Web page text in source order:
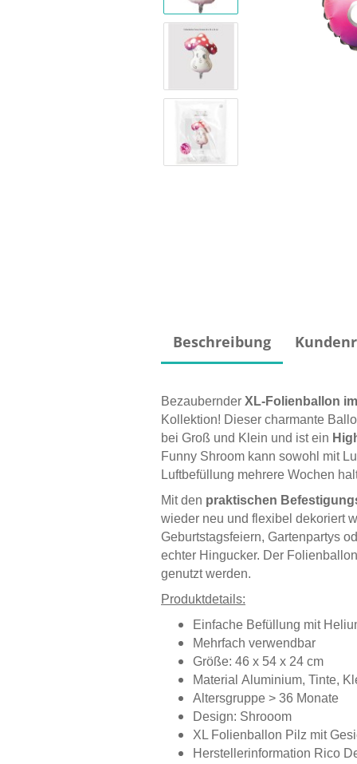
Beschreibung
Bezaubernder XL-Folienballon
Kollektion! Dieser charmante
bei Groß und Klein und ist ein
Funny Shroom kann sowohl mit
Luftbefüllung mehrere Wochen
Mit den praktischen
wieder neu und flexibel dekoriert
Geburtstagsfeiern, Gartenpartys
echter Hingucker. Der
genutzt werden.
Produktdetails:
Einfache Befüllung mit
Mehrfach verwendbar
Größe: 46 x 54 x 24 cm
Material Aluminium, Tinte,
Altersgruppe > 36 Monate
Design: Shrooom
XL Folienballon Pilz mit
Herstellerinformation Rico